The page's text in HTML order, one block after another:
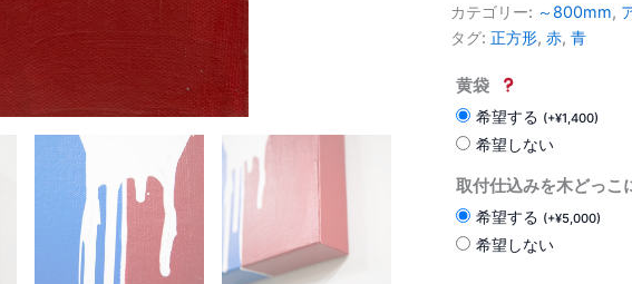
カテゴリー: ～800mm,
タグ: 正方形, 赤, 青
黄袋
希望する (+¥1,400)
希望しない
取付仕込みを木どっこ
希望する (+¥5,000)
希望しない